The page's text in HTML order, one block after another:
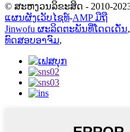
© ສະຫງວນລິຂະສິດ - 2010-2023
ແຜນຜັງເວັບໄຊທ໌-AMP ມືຖື
Jinwofu ຜະລິດຕະພັນທີ່ໂດດເດັ່ນ,
ທົດສອບອາຈົມ,